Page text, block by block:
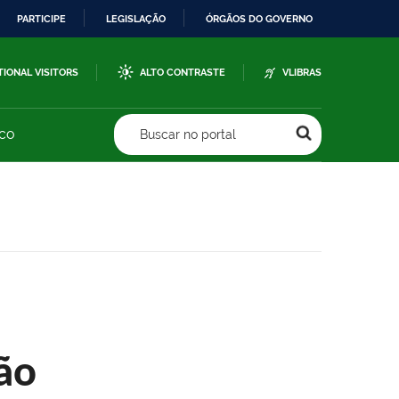
PARTICIPE LEGISLAÇÃO ÓRGÃOS DO GOVERNO
VISITORS ALTO CONTRASTE VLIBRAS
Buscar no portal